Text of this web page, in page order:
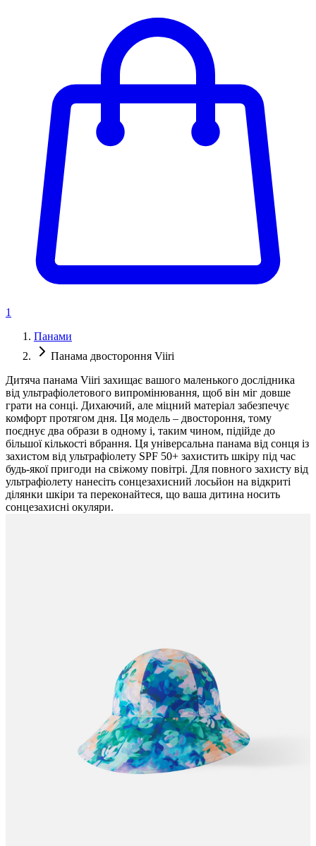
1
Панами
Панама двостороння Viiri
Дитяча панама Viiri захищає вашого маленького дослідника
від ультрафіолетового випромінювання, щоб він міг довше
грати на сонці. Дихаючий, але міцний матеріал забезпечує
комфорт протягом дня. Ця модель – двостороння, тому
поєднує два образи в одному і, таким чином, підійде до
більшої кількості вбрання. Ця універсальна панама від сонця із
захистом від ультрафіолету SPF 50+ захистить шкіру під час
будь-якої пригоди на свіжому повітрі. Для повного захисту від
ультрафіолету нанесіть сонцезахисний лосьйон на відкриті
ділянки шкіри та переконайтеся, що ваша дитина носить
сонцезахисні окуляри.